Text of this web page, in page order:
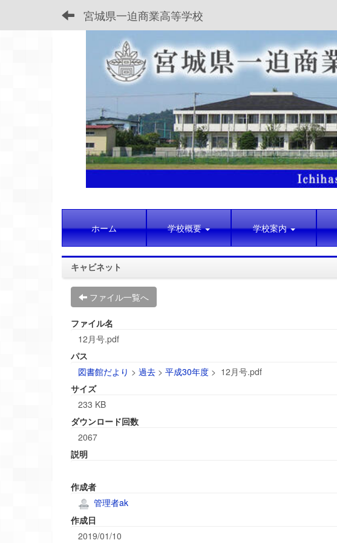
宮城県一迫商業高等学校
ホーム 学校概要 学校案内
キャビネット
ファイル一覧へ
ファイル名
12月号.pdf
パス
図書館だより > 過去 > 平成30年度 > 12月号.pdf
サイズ
233 KB
ダウンロード回数
2067
説明
作成者
管理者ak
作成日
2019/01/10